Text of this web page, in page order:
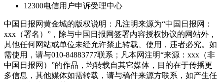
12300电信用户申诉受理中心
中国日报网黄金城的版权说明：凡注明来源为“中国日报网：
xxx（署名）”，除与中国日报网签署内容授权协议的网站外，
其他任何网站或单位未经允许禁止转载、使用，违者必究。如
需使用，请与010-84883777联系；凡本网注明“来源：xxx（非
中国日报网）”的作品，均转载自其它媒体，目的在于传播更
多信息，其他媒体如需转载，请与稿件来源方联系，如产生任